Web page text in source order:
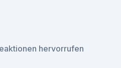
hervorrufen